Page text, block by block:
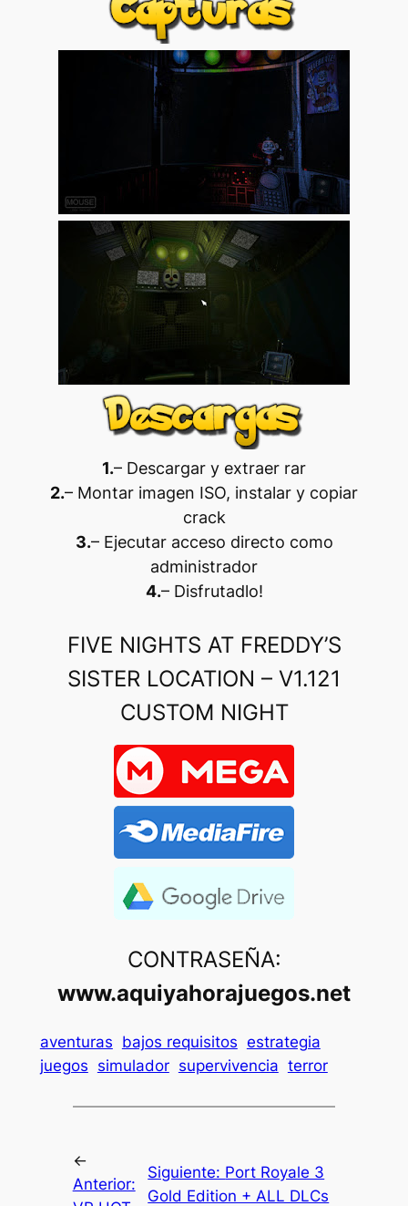
1.– Descargar y extraer rar
2.– Montar imagen ISO, instalar y copiar
crack
3.– Ejecutar acceso directo como
administrador
4.– Disfrutadlo!
FIVE NIGHTS AT FREDDY’S
SISTER LOCATION – V1.121
CUSTOM NIGHT
CONTRASEÑA:
www.aquiyahorajuegos.net
aventuras bajos requisitos estrategia
juegos simulador supervivencia terror
←
Anterior:
Siguiente: Port Royale 3
Gold Edition + ALL DLCs